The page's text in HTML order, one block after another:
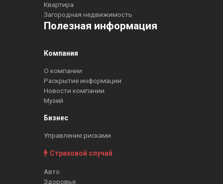
Квартира
Загородная недвижимость
Полезная информация
Компания
О компании
Раскрытие информации
Новости компании
Музей
Бизнес
Управление рисками
Страховой случай
Авто
Здоровье